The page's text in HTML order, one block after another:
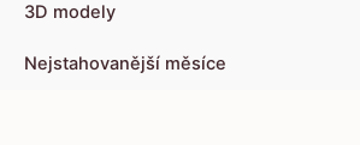
3D modely
Nejstahovanější měsíce